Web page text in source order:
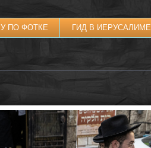
ПО ФОТКЕ ГИД В ИЕРУСАЛИМЕ